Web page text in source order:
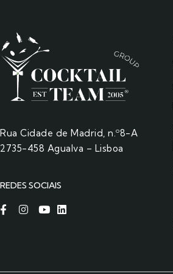
Rua Cidade de Madrid, n.º8-A
2735-458 Agualva – Lisboa
REDES SOCIAIS